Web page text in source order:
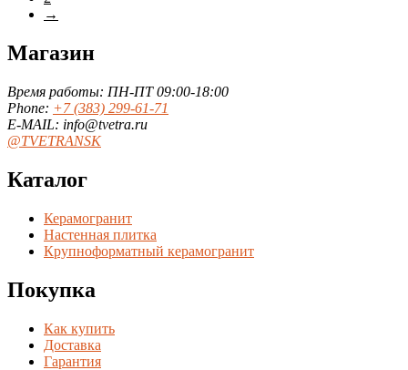
→
Магазин
Время работы: ПН-ПТ 09:00-18:00
Phone: +7 (383) 299-61-71
E-MAIL: info@tvetra.ru
@TVETRANSK
Каталог
Керамогранит
Настенная плитка
Крупноформатный керамогранит
Покупка
Как купить
Доставка
Гарантия